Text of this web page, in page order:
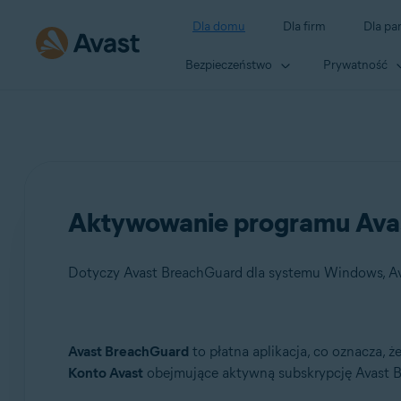
Dla domu Dla firm Dla
Bezpieczeństwo Prywatność
Aktywowanie programu
Dotyczy Avast BreachGuard dla systemu Windows,
Produkty:
Avast BreachGuard 24.x dla systemu Windows
Avast BreachGuard to płatna aplikacja, co oznacza,
Konto Avast obejmujące aktywną subskrypcję Avast